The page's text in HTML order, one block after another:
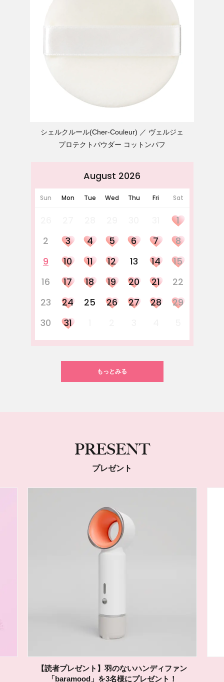
シェルクルール(Cher-Couleur)
ヴェルジェ
プロテクトパウダー コットンパフ
August 2026
Sun Mon Tue Wed Thu Fri Sat
1
2
3 4 5 6 7
8
9
10 11 12 13 14
15
16
17 18 19 20 21
22
23
24 25 26 27 28
29
30
31
もっとみる
PRESENT
プレゼント
ADDICTIONの「マイクロピーリング トナー」を
10名様に！